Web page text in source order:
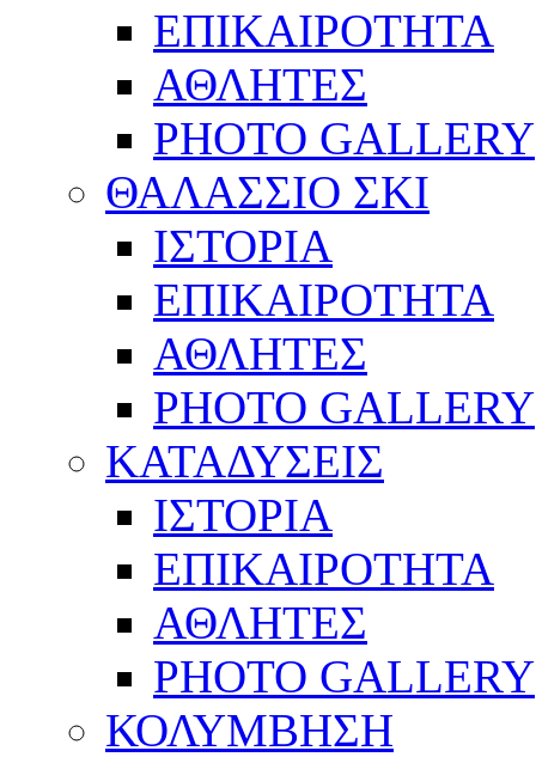
ΕΠΙΚΑΙΡΟΤΗΤΑ
ΑΘΛΗΤΕΣ
PHOTO GALLERY
ΘΑΛΑΣΣΙΟ ΣΚΙ
ΙΣΤΟΡΙΑ
ΕΠΙΚΑΙΡΟΤΗΤΑ
ΑΘΛΗΤΕΣ
PHOTO GALLERY
ΚΑΤΑΔΥΣΕΙΣ
ΙΣΤΟΡΙΑ
ΕΠΙΚΑΙΡΟΤΗΤΑ
ΑΘΛΗΤΕΣ
PHOTO GALLERY
ΚΟΛΥΜΒΗΣΗ